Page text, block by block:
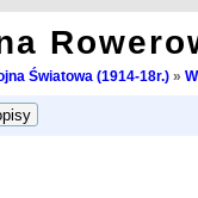
Światowa (1914-18r.)»